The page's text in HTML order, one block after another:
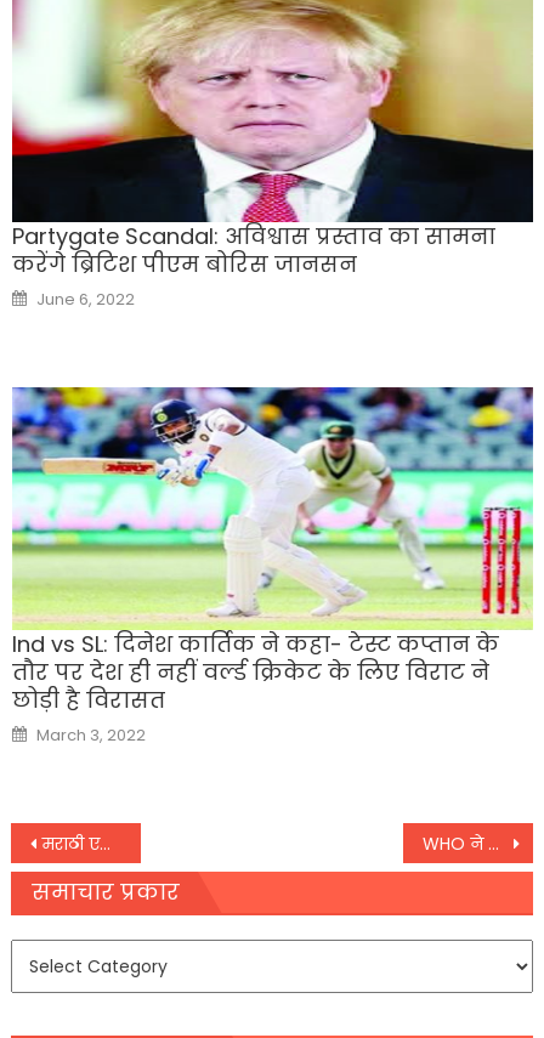
Partygate Scandal: अविश्वास प्रस्ताव का सामना
करेंगे ब्रिटिश पीएम बोरिस जानसन
Posted
on
June 6, 2022
Ind vs SL: दिनेश कार्तिक ने कहा- टेस्ट कप्तान के
तौर पर देश ही नहीं वर्ल्ड क्रिकेट के लिए विराट ने
छोड़ी है विरासत
Posted
on
March 3, 2022
Post
navigation
मराठी एक्ट्रेस ईश्वरी देशपांडे का कार एक्सीडेंट में निधन, WHO ने भी माना भारत का लोहा, किया मनसुख मंडाविया का धन्यवाद
समाचार प्रकार